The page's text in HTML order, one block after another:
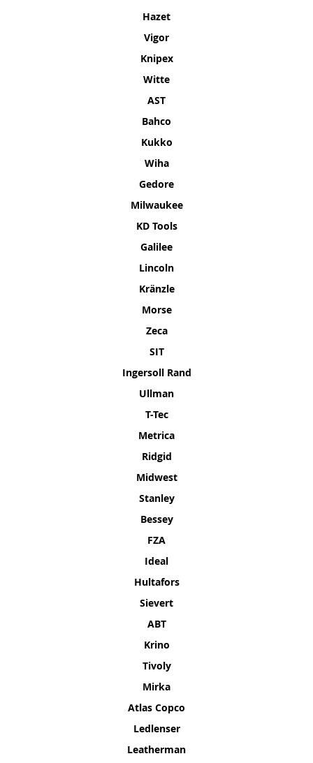
Hazet
Vigor
Knipex
Witte
AST
Bahco
Kukko
Wiha
Gedore
Milwaukee
KD Tools
Galilee
Lincoln
Kränzle
Morse
Zeca
SIT
Ingersoll Rand
Ullman
T-Tec
Metrica
Ridgid
Midwest
Stanley
Bessey
FZA
Ideal
Hultafors
Sievert
ABT
Krino
Tivoly
Mirka
Atlas Copco
Ledlenser
Leatherman